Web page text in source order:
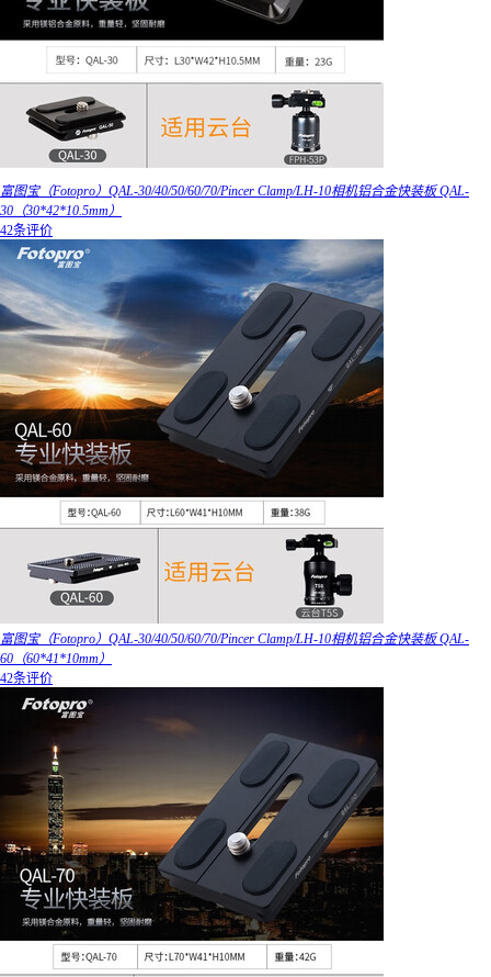
富图宝（Fotopro）QAL-30/40/50/60/70/Pincer Clamp/LH-10相机铝合金快装板 QAL-
30（30*42*10.5mm）
42条评价
富图宝（Fotopro）QAL-30/40/50/60/70/Pincer Clamp/LH-10相机铝合金快装板 QAL-
60（60*41*10mm）
42条评价